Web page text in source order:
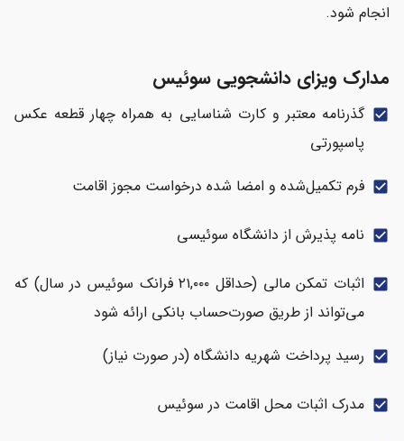
انجام شود.
مدارک ویزای دانشجویی سوئیس
check_box گذرنامه معتبر و کارت شناسایی به همراه چهار قطعه عکس
پاسپورتی
check_box فرم تکمیل‌شده و امضا شده درخواست مجوز اقامت
check_box نامه پذیرش از دانشگاه سوئیسی
check_box
اثبات تمکن مالی (حداقل ۲۱,۰۰۰ فرانک سوئیس در سال) که
می‌تواند از طریق صورت‌حساب بانکی ارائه شود
check_box رسید پرداخت شهریه دانشگاه (در صورت نیاز)
check_box مدرک اثبات محل اقامت در سوئیس